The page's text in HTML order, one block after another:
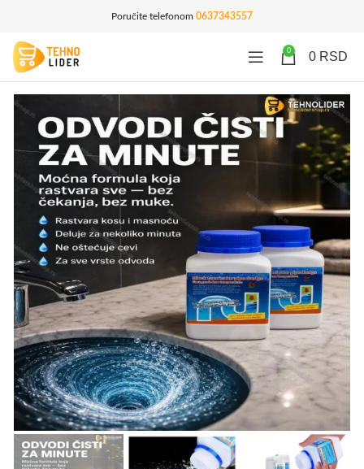
Poručite telefonom 0637343557
0 0 RSD